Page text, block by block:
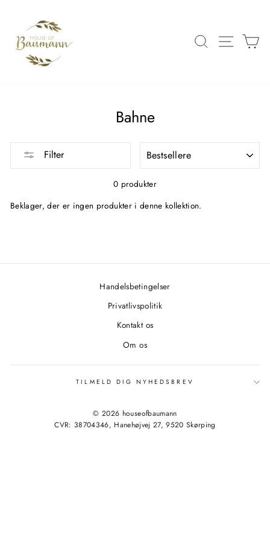
indhold
SØG SIDE
Bahne
Filter
0 produkter
Beklager, der er ingen produkter i denne kollektion.
Handelsbetingelser
Privatlivspolitik
Kontakt os
Om os
TILMELD DIG NYHEDSBREV
© 2026 houseofbaumann
CVR: 38704346, Hanehøjvej 27, 9520 Skørping